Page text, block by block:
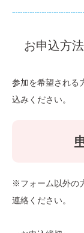
お申込方法
参加を希望される
込みください。
※フォーム以外の
連絡ください。